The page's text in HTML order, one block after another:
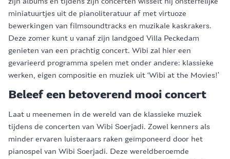
miniatuurtjes uit de pianoliteratuur af met virtuoze
bewerkingen van filmsoundtracks en muzikale kaskrakers.
Deze zomer kunt u vanaf zijn landgoed Villa Peckedam
genieten van een prachtig concert. Wibi zal hier een
gevarieerd programma spelen met onder andere: klassieke
werken, eigen compositie en muziek uit ‘Wibi at the Movies!’
Beleef een betoverend mooi concert
Laat u meenemen in de wereld van de klassieke muziek
tijdens de concerten van Wibi Soerjadi. Zowel kenners als
minder ervaren luisteraars raken geïmponeerd door het
pianospel van Wibi Soerjadi. Deze wereldberoemde